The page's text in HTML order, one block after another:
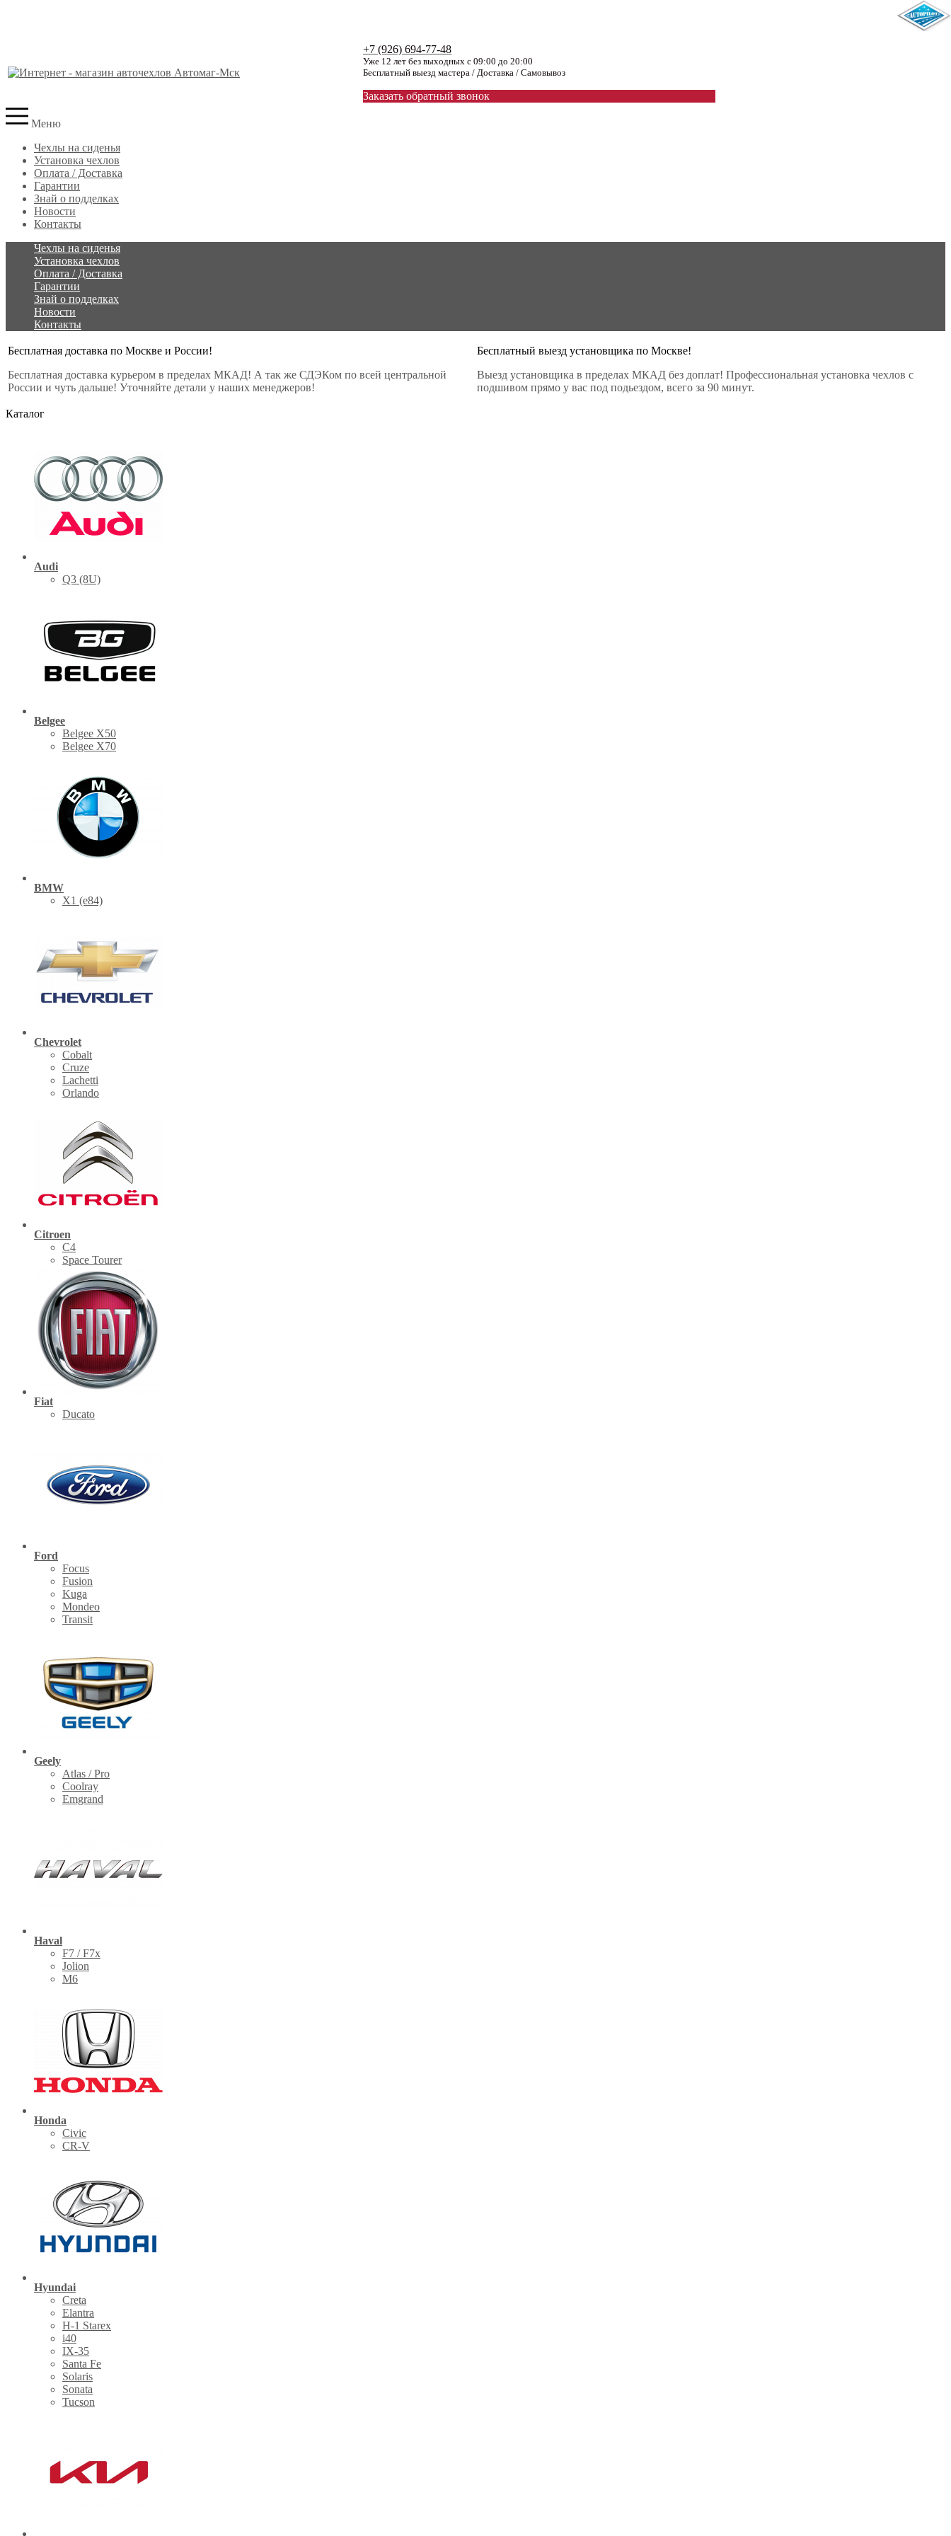
+7 (926) 694-77-48
Уже 12 лет без выходных с 09:00 до 20:00
Бесплатный выезд мастера / Доставка / Самовывоз
Заказать обратный звонок
Меню
Чехлы на сиденья
Установка чехлов
Оплата / Доставка
Гарантии
Знай о подделках
Новости
Контакты
Чехлы на сиденья
Установка чехлов
Оплата / Доставка
Гарантии
Знай о подделках
Новости
Контакты
Бесплатная доставка по Москве и России!
Бесплатная доставка курьером в пределах МКАД! А так же СДЭКом по всей центральной
России и чуть дальше! Уточняйте детали у наших менеджеров!
Бесплатный выезд установщика по Москве!
Выезд установщика в пределах МКАД без доплат! Профессиональная установка чехлов с
подшивом прямо у вас под подьездом, всего за 90 минут.
Каталог
Audi
Q3 (8U)
Belgee
Belgee X50
Belgee X70
BMW
X1 (е84)
Chevrolet
Cobalt
Cruze
Lachetti
Orlando
Citroen
C4
Space Tourer
Fiat
Ducato
Ford
Focus
Fusion
Kuga
Mondeo
Transit
Geely
Atlas / Pro
Coolray
Emgrand
Haval
F7 / F7x
Jolion
M6
Honda
Civic
CR-V
Hyundai
Creta
Elantra
H-1 Starex
i40
IX-35
Santa Fe
Solaris
Sonata
Tucson